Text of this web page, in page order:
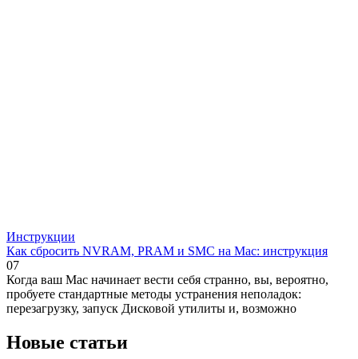
Инструкции
Как сбросить NVRAM, PRAM и SMC на Mac: инструкция
07
Когда ваш Mac начинает вести себя странно, вы, вероятно,
пробуете стандартные методы устранения неполадок:
перезагрузку, запуск Дисковой утилиты и, возможно
Новые статьи